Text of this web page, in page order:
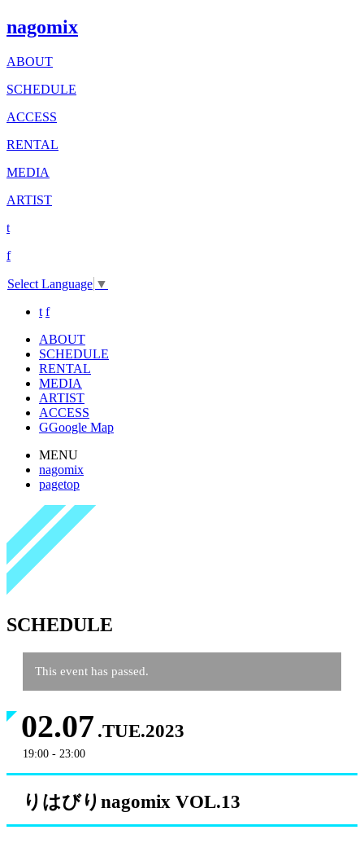
nagomix
ABOUT
SCHEDULE
ACCESS
RENTAL
MEDIA
ARTIST
t
f
Select Language ▼
t f
ABOUT
SCHEDULE
RENTAL
MEDIA
ARTIST
ACCESS
GGoogle Map
MENU
nagomix
pagetop
SCHEDULE
This event has passed.
02.07 .TUE.2023
19:00 - 23:00
りはびりnagomix VOL.13